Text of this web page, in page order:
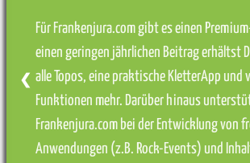
Für Frankenjura.com gibt es einen
einen geringen jährlichen Beitrag erhältst
alle Topos, eine praktische KletterApp und
Funktionen mehr. Darüber hinaus
Frankenjura.com bei der Entwicklung von
Anwendungen (z.B. Rock-Events) und
❮